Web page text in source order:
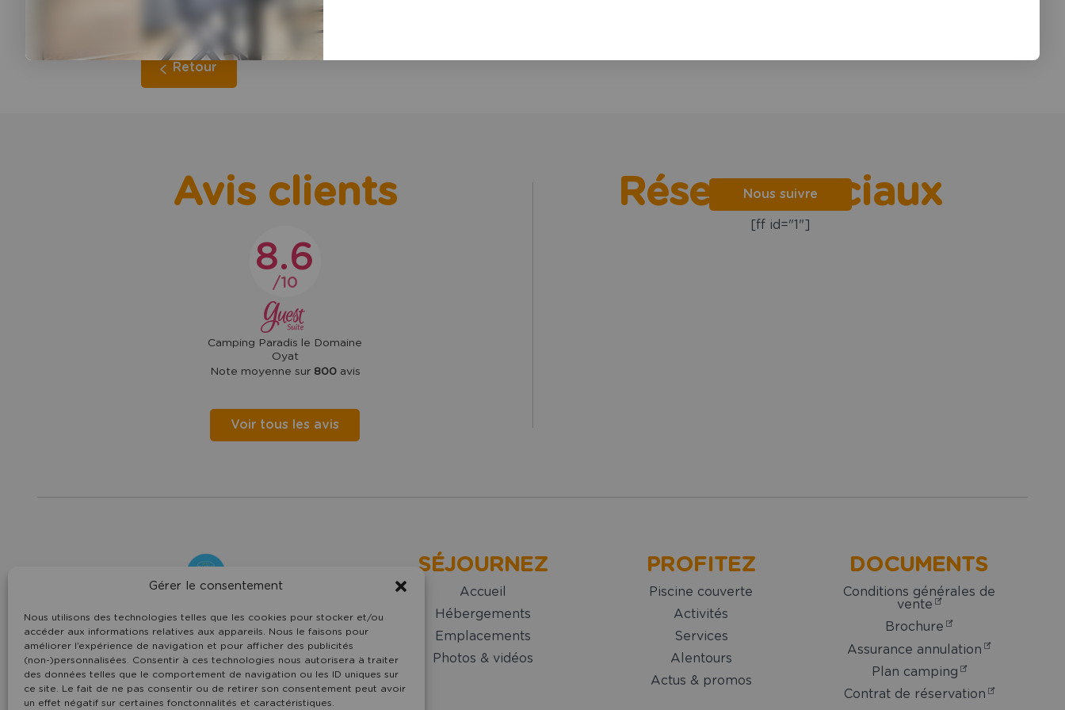
Gérer le consentement
Nous utilisons des technologies telles que les cookies pour stocker et/ou
accéder aux informations relatives aux appareils. Nous le faisons pour
améliorer l’expérience de navigation et pour afficher des publicités
(non-)personnalisées. Consentir à ces technologies nous autorisera à traiter
des données telles que le comportement de navigation ou les ID uniques sur
ce site. Le fait de ne pas consentir ou de retirer son consentement peut avoir
un effet négatif sur certaines fonctonnalités et caractéristiques.
Retour
Avis clients
8.6
10
Camping Paradis le Domaine
Oyat
Note moyenne sur 800avis
Voir tous les avis
Réseaux sociaux
[ff id="1"]
Nous suivre
Camping
Domaine
Vendée Pays de la Loire
02 51 55 11 35
contact@domaineoyat.com
SÉJOURNEZ
Accueil
Hébergements
Emplacements
Photos & vidéos
PROFITEZ
Piscine couverte
Activités
Services
Alentours
Actus & promos
DOCUMENTS
Conditions générales de
vente
Brochure
Assurance annulation
Plan camping
Contrat de réservation